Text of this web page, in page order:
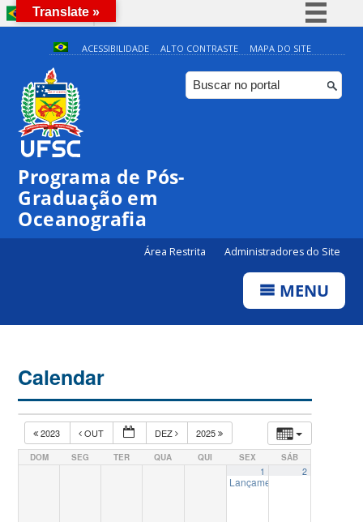
BRASIL
Simplifique!
Comunica BR
Participe
ACESSIBILIDADE ALTO CONTRASTE MAPA DO SITE
Programa de Pós-
Graduação em
Oceanografia
Área Restrita Administradores do Site
MENU
Calendar
2023 OUT DEZ 2025
DOM SEG TER QUA QUI SEX SÁB
1
Lançamento do Edital
2
Translate »